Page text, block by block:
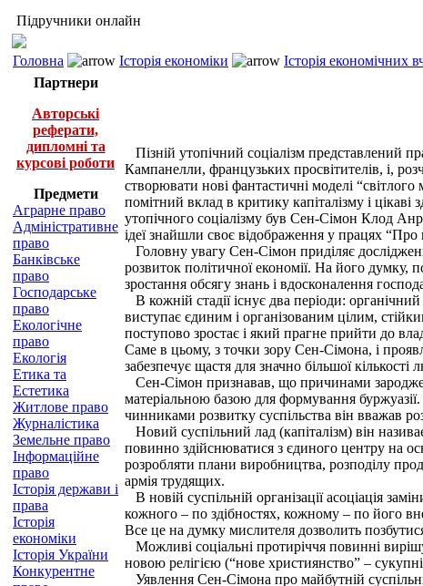
Підручники онлайн
Головна Історія економіки Історія економічних
Партнери
Авторські
реферати,
дипломні та
курсові роботи
Предмети
Аграрне право
Адміністративне
право
Банківське
право
Господарське
право
Екологічне
право
Екологія
Етика та
Естетика
Житлове право
Журналістика
Земельне право
Інформаційне
право
Історія держави і
права
Історія
економіки
Історія України
Конкурентне
Пізній утопічний соціалізм
Кампанелли, французьких просвітителів, і,
створювати нові фантастичні моделі
помітний вклад в критику капіталізму і
утопічного соціалізму був Сен-Сімон Клод
ідеї знайшли своє відображення у працях
Головну увагу Сен-Сімон приділяє
розвиток політичної економії. На його думку,
зростання обсягу знань і вдосконалення
В кожній стадії існує два періоди:
виступає єдиним і організованим цілим,
поступово зростає і який прагне прийти до
Саме в цьому, з точки зору Сен-Сімона, і
забезпечує щастя для значно більшої
Сен-Сімон признавав, що причинами
матеріальною базою для формування
чинниками розвитку суспільства він вважав
Новий суспільний лад (капіталізм) він
повинно здійснюватися з єдиного центру на
розробляти плани виробництва, розподілу
армія трудящих.
В новій суспільній організації асоціація
кожного – по здібностях, кожному – по його
Все це на думку мислителя дозволить
Можливі соціальні протиріччя повинні
новою релігією (“нове християнство” –
Уявлення Сен-Сімона про майбутній